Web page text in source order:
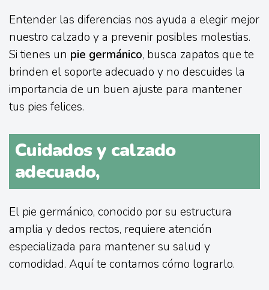
Entender las diferencias nos ayuda a elegir mejor
nuestro calzado y a prevenir posibles molestias.
Si tienes un pie germánico, busca zapatos que te
brinden el soporte adecuado y no descuides la
importancia de un buen ajuste para mantener
tus pies felices.
Cuidados y calzado
adecuado,
El pie germánico, conocido por su estructura
amplia y dedos rectos, requiere atención
especializada para mantener su salud y
comodidad. Aquí te contamos cómo lograrlo.